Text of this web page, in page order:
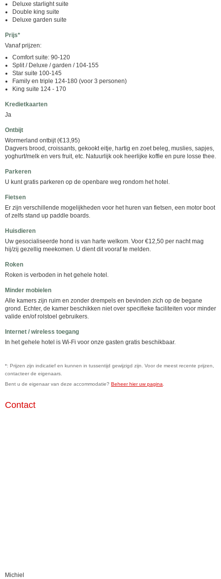
Deluxe starlight suite
Double king suite
Deluxe garden suite
Prijs*
Vanaf prijzen:
Comfort suite: 90-120
Split / Deluxe / garden / 104-155
Star suite 100-145
Family en triple 124-180 (voor 3 personen)
King suite 124 - 170
Kredietkaarten
Ja
Ontbijt
Wormerland ontbijt (€13,95)
Dagvers brood, croissants, gekookt eitje, hartig en zoet beleg, muslies, sapjes,
yoghurt/melk en vers fruit, etc. Natuurlijk ook heerlijke koffie en pure losse thee.
Parkeren
U kunt gratis parkeren op de openbare weg rondom het hotel.
Fietsen
Er zijn verschillende mogelijkheden voor het huren van fietsen, een motor boot
of zelfs stand up paddle boards.
Huisdieren
Uw gesocialiseerde hond is van harte welkom. Voor €12,50 per nacht mag
hij/zij gezellig meekomen. U dient dit vooraf te melden.
Roken
Roken is verboden in het gehele hotel.
Minder mobielen
Alle kamers zijn ruim en zonder drempels en bevinden zich op de begane
grond. Echter, de kamer beschikken niet over specifieke faciliteiten voor minder
valide en/of rolstoel gebruikers.
Internet / wireless toegang
In het gehele hotel is Wi-Fi voor onze gasten gratis beschikbaar.
*: Prijzen zijn indicatief en kunnen in tussentijd gewijzigd zijn. Voor de meest recente prijzen,
contacteer de eigenaars.
Bent u de eigenaar van deze accommodatie? Beheer hier uw pagina
Contact
Michiel